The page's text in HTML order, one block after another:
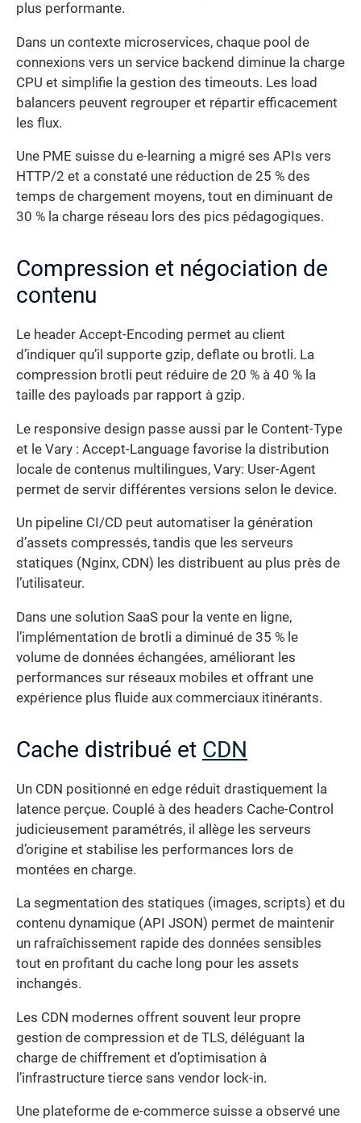
plus performante.
Dans un contexte microservices, chaque pool de
connexions vers un service backend diminue la charge
CPU et simplifie la gestion des timeouts. Les load
balancers peuvent regrouper et répartir efficacement
les flux.
Une PME suisse du e-learning a migré ses APIs vers
HTTP/2 et a constaté une réduction de 25 % des
temps de chargement moyens, tout en diminuant de
30 % la charge réseau lors des pics pédagogiques.
Compression et négociation de
contenu
Le header Accept-Encoding permet au client
d’indiquer qu’il supporte gzip, deflate ou brotli. La
compression brotli peut réduire de 20 % à 40 % la
taille des payloads par rapport à gzip.
Le responsive design passe aussi par le Content-Type
et le Vary : Accept-Language favorise la distribution
locale de contenus multilingues, Vary: User-Agent
permet de servir différentes versions selon le device.
Un pipeline CI/CD peut automatiser la génération
d’assets compressés, tandis que les serveurs
statiques (Nginx, CDN) les distribuent au plus près de
l’utilisateur.
Dans une solution SaaS pour la vente en ligne,
l’implémentation de brotli a diminué de 35 % le
volume de données échangées, améliorant les
performances sur réseaux mobiles et offrant une
expérience plus fluide aux commerciaux itinérants.
Cache distribué et CDN
Un CDN positionné en edge réduit drastiquement la
latence perçue. Couplé à des headers Cache-Control
judicieusement paramétrés, il allège les serveurs
d’origine et stabilise les performances lors de
montées en charge.
La segmentation des statiques (images, scripts) et du
contenu dynamique (API JSON) permet de maintenir
un rafraîchissement rapide des données sensibles
tout en profitant du cache long pour les assets
inchangés.
Les CDN modernes offrent souvent leur propre
gestion de compression et de TLS, déléguant la
charge de chiffrement et d’optimisation à
l’infrastructure tierce sans vendor lock-in.
Une plateforme de e-commerce suisse a observé une